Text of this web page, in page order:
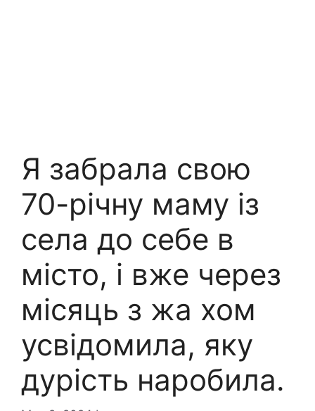
Я забрала свою
70-річну маму із
села до себе в
місто, і вже через
місяць з жа хом
усвідомила, яку
дурість наробила.